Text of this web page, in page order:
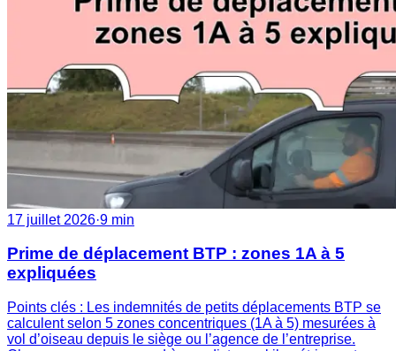
17 juillet 2026·9 min
Prime de déplacement BTP : zones 1A à 5
expliquées
Points clés : Les indemnités de petits déplacements BTP se
calculent selon 5 zones concentriques (1A à 5) mesurées à
vol d’oiseau depuis le siège ou l’agence de l’entreprise.